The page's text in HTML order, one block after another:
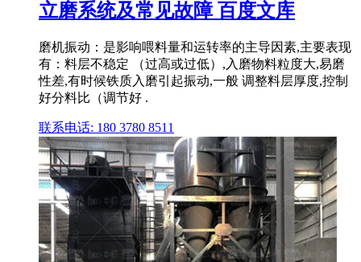
立磨系统及常见故障 百度文库
磨机振动：是影响喂料量和运转率的主导因素,主要表现
有：料层不稳定 （过高或过低）,入磨物料粒度大,易磨
性差,有时候铁质入磨引起振动,一般 调整料层厚度,控制
好分料比（调节好 .
联系电话: 180 3780 8511